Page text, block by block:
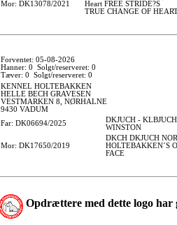
Mor: DK13078/2021
Heart FREE STRIDE?S
TRUE CHANGE OF
Forventet: 05-08-2026
Hanner: 0 Solgt/reserveret: 0
Tæver: 0 Solgt/reserveret: 0
KENNEL HOLTEBAKKEN
HELLE BECH GRAVESEN
VESTMARKEN 8, NØRHALNE
9430 VADUM
Far: DK06694/2025
DKJUCH -
WINSTON
Mor: DK17650/2019
DKCH DKJUCH
HOLTEBAKKEN´S
FACE
Opdrættere med dette logo